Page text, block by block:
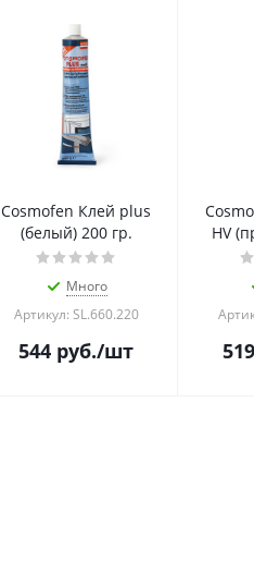
Cosmofen Клей plus
(белый) 200 гр.
Много
Артикул: SL.660.220
544 руб./шт
HV
519